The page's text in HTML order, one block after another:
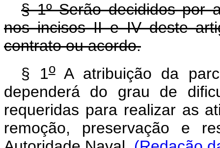
§ 1º Serão decididos por
nos incisos II e IV deste
contrato ou acordo.
§ 1oA atribuição da
dependerá do grau de
requeridas para realizar as
remoção, preservação e